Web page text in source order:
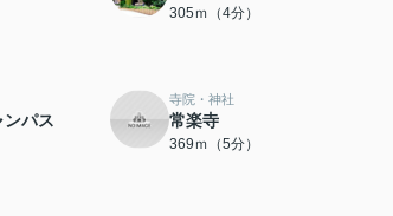
305ｍ（4分）
パス
寺院・神社
常楽寺
369ｍ（5分）